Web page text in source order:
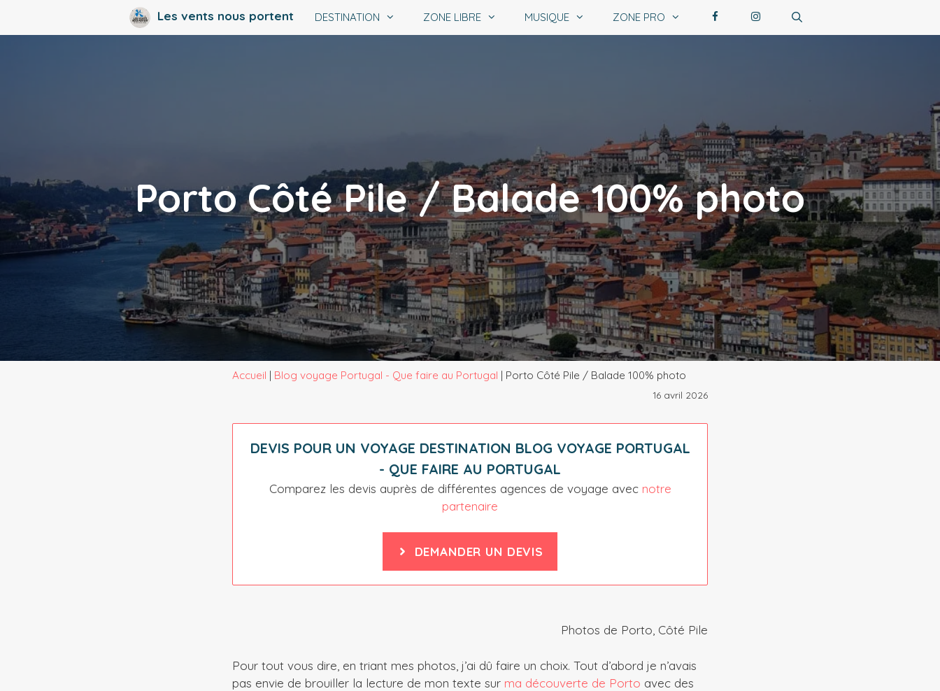
Les vents nous portent DESTINATION ZONE LIBRE MUSIQUE ZONE PRO
Porto Côté Pile / Balade 100% photo
Accueil | Blog voyage Portugal - Que faire au Portugal | Porto Côté Pile / Balade 100% photo
16 avril 2026
DEVIS POUR UN VOYAGE DESTINATION BLOG VOYAGE PORTUGAL
- QUE FAIRE AU PORTUGAL
Comparez les devis auprès de différentes agences de voyage avec notre
partenaire
DEMANDER UN DEVIS
Photos de Porto, Côté Pile
Pour tout vous dire, en triant mes photos, j’ai dû faire un choix. Tout d’abord je n’avais
pas envie de brouiller la lecture de mon texte sur ma découverte de Porto avec des